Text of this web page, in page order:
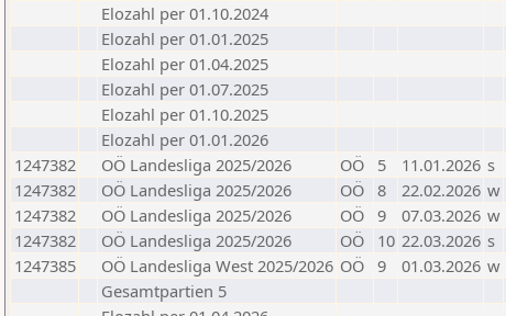
Elozahl per 01.10.2024
Elozahl per 01.01.2025
Elozahl per 01.04.2025
Elozahl per 01.07.2025
Elozahl per 01.10.2025
Elozahl per 01.01.2026
1247382
OÖ Landesliga 2025/2026 OÖ 5 11.01.2026 s
1247382
OÖ Landesliga 2025/2026 OÖ 8 22.02.2026 w
1247382
OÖ Landesliga 2025/2026 OÖ 9 07.03.2026 w
1247382
OÖ Landesliga 2025/2026 OÖ 10 22.03.2026 s
1247385
OÖ Landesliga West 2025/2026 OÖ 9 01.03.2026 w
Gesamtpartien 5